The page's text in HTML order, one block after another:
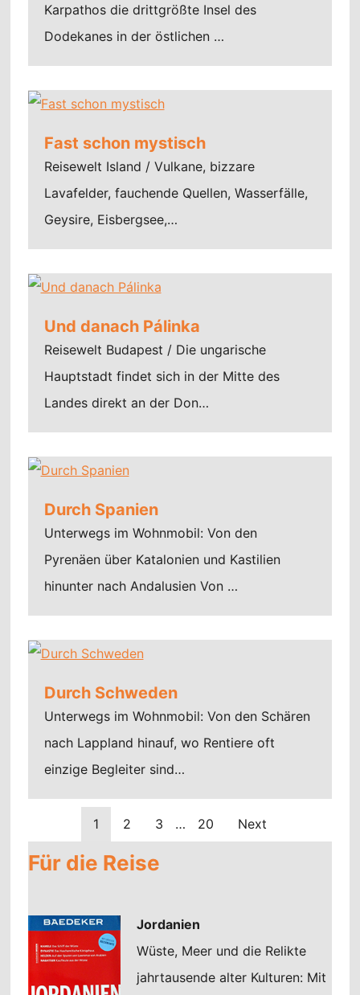
Für die Reise
Jordanien
Wüste, Meer und die Relikte
jahrtausende alter Kulturen: Mit
Karpathos die drittgrößte Insel des
Dodekanes in der östlichen …
Fast schon mystisch
Reisewelt Island / Vulkane, bizzare
Lavafelder, fauchende Quellen, Wasserfälle,
Geysire, Eisbergsee,…
Und danach Pálinka
Reisewelt Budapest / Die ungarische
Hauptstadt findet sich in der Mitte des
Landes direkt an der Don…
Durch Spanien
Unterwegs im Wohnmobil: Von den
Pyrenäen über Katalonien und Kastilien
hinunter nach Andalusien Von …
Durch Schweden
Unterwegs im Wohnmobil: Von den Schären
nach Lappland hinauf, wo Rentiere oft
einzige Begleiter sind…
1 2 3 … 20 Next